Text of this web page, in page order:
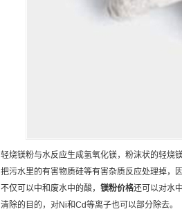
轻烧镁粉与水反应生成氢氧化镁，粉沫状的轻烧
把污水里的有害物质硅等有害杂质反应处理掉，
不仅可以中和废水中的酸， 镁粉价格还可以对水
清除的目的，对Ni和Cd等离子也可以部分除去。